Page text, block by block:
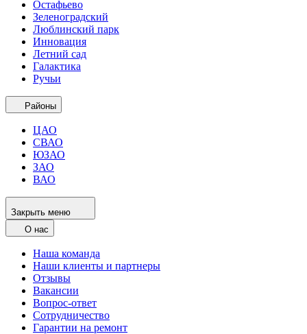
Остафьево
Зеленоградский
Люблинский парк
Инновация
Летний сад
Галактика
Ручьи
Районы
ЦАО
СВАО
ЮЗАО
ЗАО
ВАО
Закрыть меню
О нас
Наша команда
Наши клиенты и партнеры
Отзывы
Вакансии
Вопрос-ответ
Сотрудничество
Гарантии на ремонт